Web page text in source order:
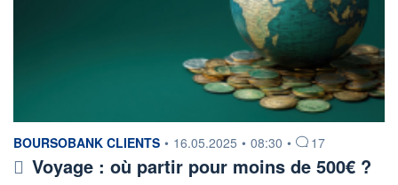
information fournie par
BOURSOBANK CLIENTS • 16.05.2025 • 08:30 • 17
Voyage : où partir pour moins de 500€ ?